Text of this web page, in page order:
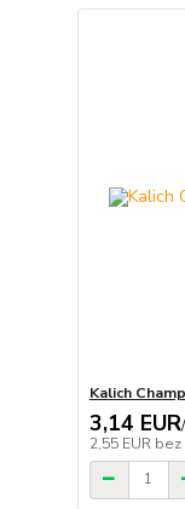
Kalich
3,14 EUR/
2,55 EUR bez